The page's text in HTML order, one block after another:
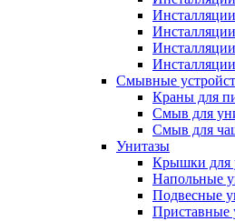
Смывные
Краны для
Смыв для
Смыв для
Унитазы
Крышки для
Напольные
Подвесные
Приставные